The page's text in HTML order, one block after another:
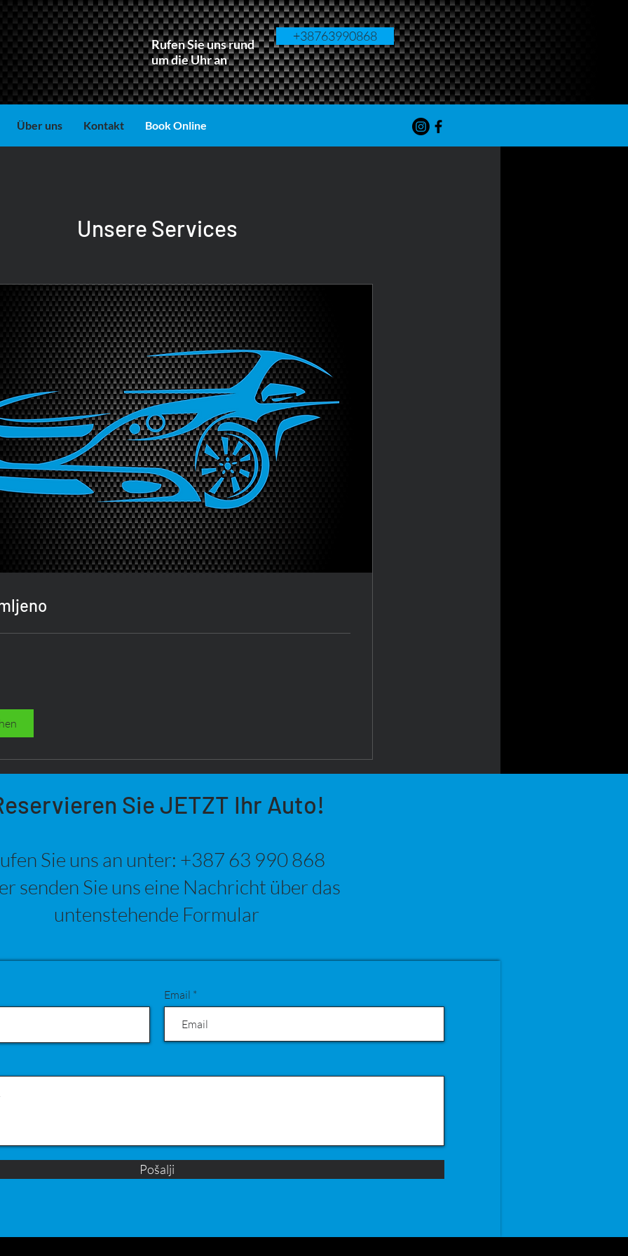
Rufen Sie uns rund
um die Uhr an
+38763990868
Über uns Kontakt Book Online
Unsere Services
Sie JETZT Ihr Auto!
Sie uns an unter: +387 63 990 868
senden Sie uns eine Nachricht über das
untenstehende Formular
Email
Pošalji